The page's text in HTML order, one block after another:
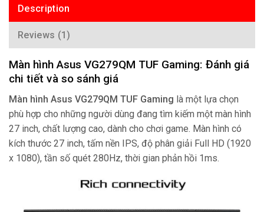
Description
Reviews (1)
Màn hình Asus VG279QM TUF Gaming: Đánh giá
chi tiết và so sánh giá
Màn hình Asus VG279QM TUF Gaming là một lựa chọn
phù hợp cho những người dùng đang tìm kiếm một màn hình
27 inch, chất lượng cao, dành cho chơi game. Màn hình có
kích thước 27 inch, tấm nền IPS, độ phân giải Full HD (1920
x 1080), tần số quét 280Hz, thời gian phản hồi 1ms.